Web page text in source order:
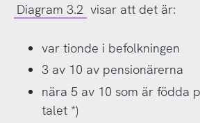
Diagram 3.2 visar att det är:
var tionde i befolkningen
3 av 10 av pensionärerna
nära 5 av 10 som är födda
talet *)